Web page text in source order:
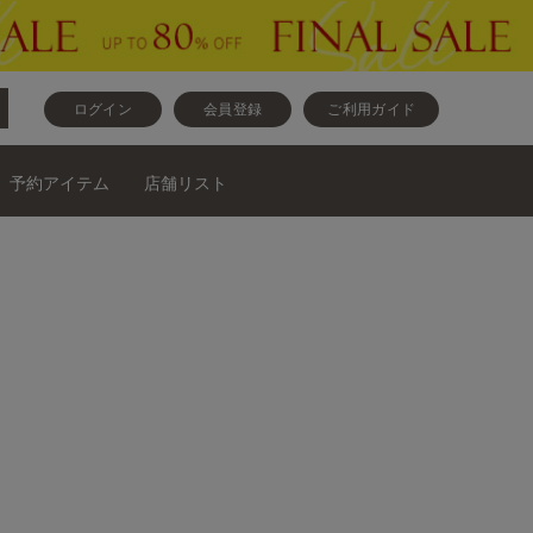
ログイン 会員登録 ご利用ガイド
予約アイテム 店舗リスト